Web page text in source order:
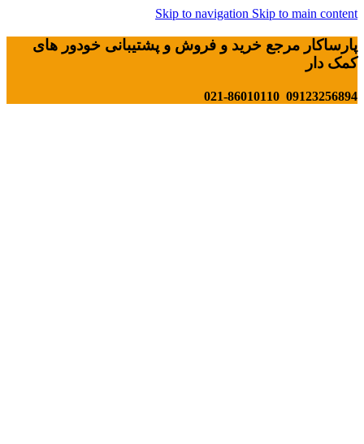
Skip to navigation Skip to main content
پارساکار مرجع خرید و فروش و پشتیبانی خودور های
کمک دار
09123256894 021-86010110